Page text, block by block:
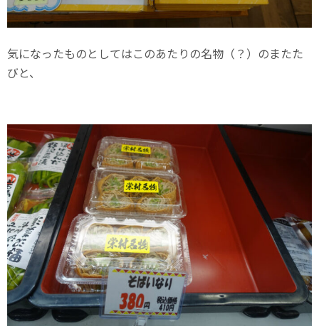
気になったものとしてはこのあたりの名物（？）のまたた
びと、